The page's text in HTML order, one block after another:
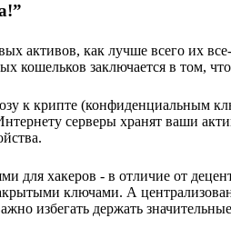
активов, как лучше всего их
кошельков заключается в том,
к крипте (конфиденциальным
серверы хранят ваши
для хакеров - в отличие от
ключами. А
избегать держать